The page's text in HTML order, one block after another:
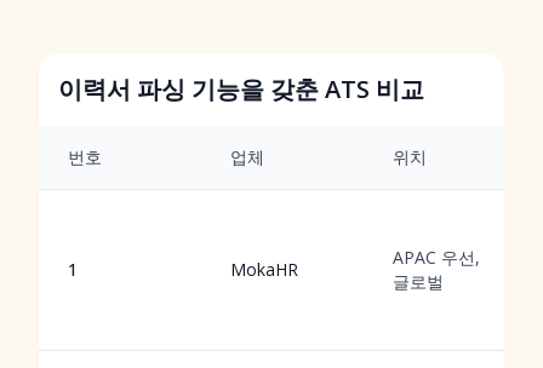
이력서 파싱 기능을 갖춘 ATS 비교
번호 업체 위치
1 MokaHR
APAC 우선,
글로벌